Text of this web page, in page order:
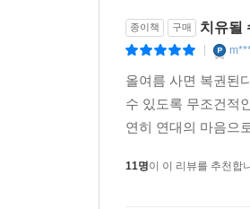
민(民): 선량한 의도의
태어나서 본 아름다운 풍
당신은 무슨 주의자입니
민중, 우중, 폭중
약자와 복지
종이책 구매 치유될
올여름 사면 복권된
수 있도록 무조건적
연히 연대의 마음으
11명이 이 리뷰를 추천합